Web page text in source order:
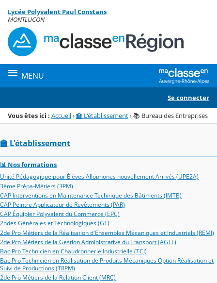
Menu de la rubrique
Contenu
Lycée Polyvalent Paul Constans
MONTLUCON
MENU
Se connecter
Vous êtes ici : Accueil›🏫 L'établissement›📚 Bureau des Entreprises
🏫 L'établissement
📊 Nos formations
Unité Pédagogique pour Élèves Allophones nouvellement Arrivés (UPE2A)
3ème Prépa-Métiers (3PM)
CAP Interventions en Maintenance Technique des Bâtiments (IMTB)
CAP Peintre Applicateur de Revêtements (PAR)
CAP Équipier Polyvalent du Commerce (EPC)
2ndes Générales et Technologiques (GT)
2de Pro Métiers de la Réalisation d'Ensembles Mécaniques et Industriels (REMI)
2de Pro Métiers de la Gestion Administrative du Transport (AGTL)
Bac Pro Technicien en Chaudronnerie Industrielle (TCI)
Bac Pro Technicien en Réalisation de Produits Mécaniques Option Réalisation et
Suivi de Productions (TRPM)
2de Pro Métiers de la Relation Client (MRC)